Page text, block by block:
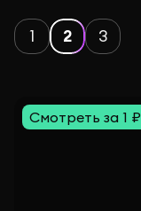
1 2 3
Смотреть за 1 ₽